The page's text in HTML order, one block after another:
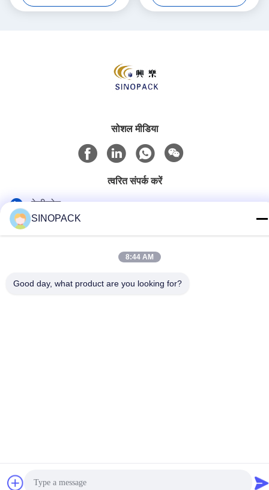
सोशल मीडिया
त्वरित संपर्क करें
टेलीफोन
86-25-84724100
पता
SINOPACK
8:44 AM
Good day, what product are you looking for?